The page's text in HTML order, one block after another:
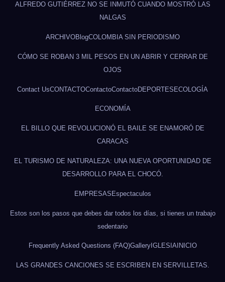
ALFREDO GUTIÉRREZ NO SE INMUTÓ CUANDO MOSTRÓ LAS
NALGAS
ARCHIVOBlogCOLOMBIA SIN PERIODISMO
CÓMO SE ROBAN 3 MIL PESOS EN UN ABRIR Y CERRAR DE
OJOS
Contact UsCONTACTOContactoContactoDEPORTESECOLOGÍA
ECONOMÍA
EL BILLO QUE REVOLUCIONÓ EL BAILE SE ENAMORÓ DE
CARACAS
EL TURISMO DE NATURALEZA: UNA NUEVA OPORTUNIDAD DE
DESARROLLO PARA EL CHOCÓ.
EMPRESASEspectaculos
Estos son los pasos que debes dar todos los días, si tienes un trabajo
sedentario
Frequently Asked Questions (FAQ)GalleryIGLESIAINICIO
LAS GRANDES CANCIONES SE ESCRIBEN EN SERVILLETAS.